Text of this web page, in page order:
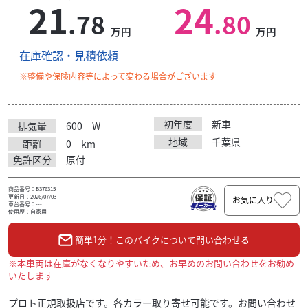
21.78 万円 24.80 万円
在庫確認・見積依頼
※整備や保険内容等によって変わる場合がございます
排気量 600 W 初年度
新車
距離
0 km 地域
千葉県
免許区分
原付
商品番号：B376315
更新日：2026/07/03
車台番号：---
使用歴：自家用
お気に入り
簡単1分！このバイクについて問い合わせる
※本車両は在庫がなくなりやすいため、お早めのお問い合わせをお勧め
いたします
プロト正規取扱店です。各カラー取り寄せ可能です。お問い合わせ